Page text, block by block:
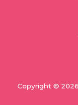
Copyright ©